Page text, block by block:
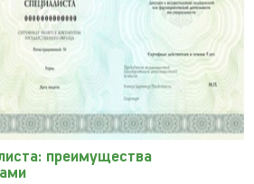
преимущества